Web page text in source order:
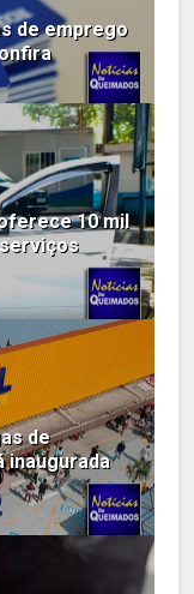
de emprego
10 mil
de
inaugurada